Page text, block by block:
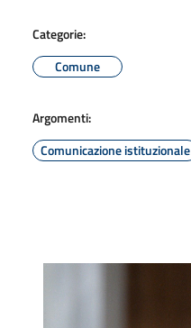
Categorie:
Comune
Argomenti:
Comunicazione istituzionale